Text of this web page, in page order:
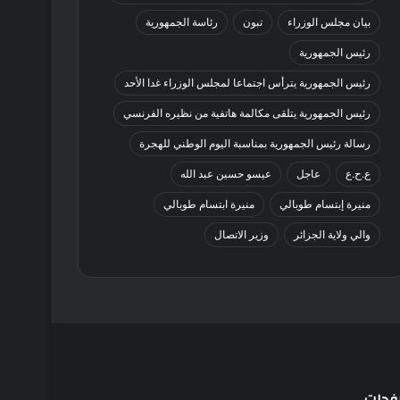
بيان مجلس الوزراء تبون رئاسة الجمهورية
رئيس الجمهورية
رئيس الجمهورية يترأس اجتماعا لمجلس الوزراء غدا الأحد
رئيس الجمهورية يتلقى مكالمة هاتفية من نظيره الفرنسي
رسالة رئيس الجمهورية بمناسبة اليوم الوطني للهجرة
ع.ح.ع عاجل عيسو حسين عبد الله
منيرة إبتسام طوبالي منيرة ابتسام طوبالي
والي ولاية الجزائر وزير الاتصال